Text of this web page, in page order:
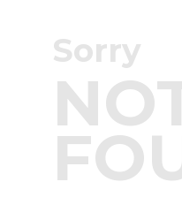
Sorry